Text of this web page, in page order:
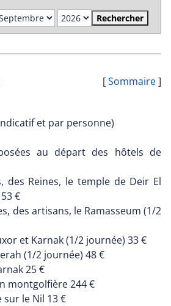
Rechercher
[Sommaire]
et par personne)
au départ des hôtels de
des Reines, le temple de Deir El
53
des artisans, le Ramasseum (1/2
et Karnak (1/2 journée) 33
(1/2 journée) 48
25
montgolfière 244
sur le Nil 13